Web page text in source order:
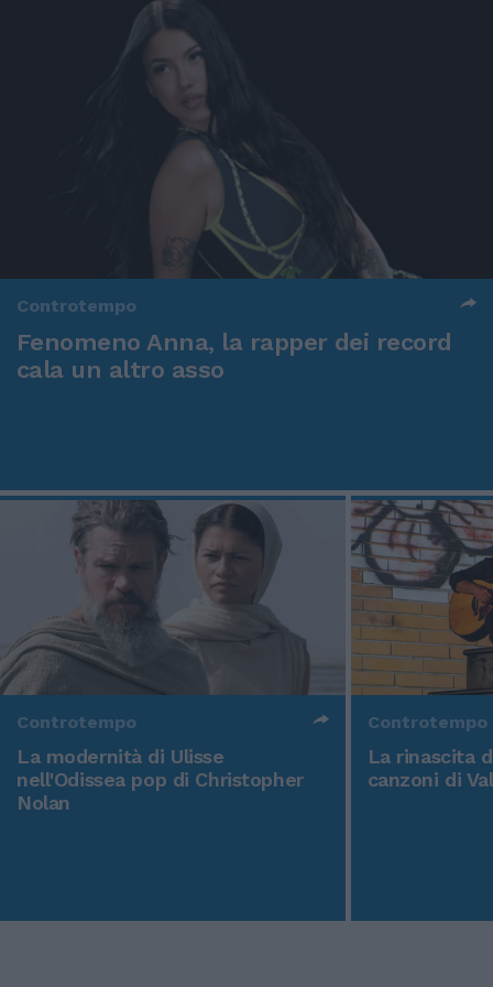
Controtempo
Fenomeno Anna, la rapper dei record
cala un altro asso
Controtempo
La modernità di Ulisse
nell'Odissea pop di Christopher
Nolan
Controtempo
La rinascita
canzoni di